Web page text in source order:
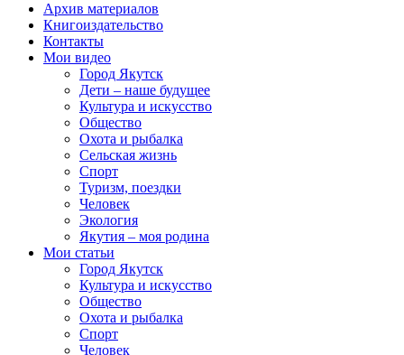
Архив материалов
Книгоиздательство
Контакты
Мои видео
Город Якутск
Дети – наше будущее
Культура и искусство
Общество
Охота и рыбалка
Сельская жизнь
Спорт
Туризм, поездки
Человек
Экология
Якутия – моя родина
Мои статьи
Город Якутск
Культура и искусство
Общество
Охота и рыбалка
Спорт
Человек